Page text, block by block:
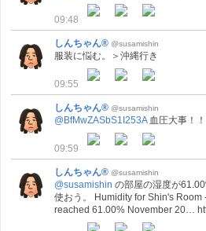
09:48
しんちゃん® @susamishin
服装に悩む。＞沖縄行き
09:55
しんちゃん® @susamishin
@BfMwZASbS1I253A血圧大事！！
09:59
しんちゃん® @susamishin
@susamishin の部屋の湿度が
使おう。 Humidity for Shin's Room
reached 61.00% November 20…